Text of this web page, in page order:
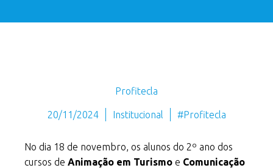
Profitecla
20/11/2024 Institucional #Profitecla
No dia 18 de novembro, os alunos do 2º ano dos
cursos de Animação em Turismo e Comunicação